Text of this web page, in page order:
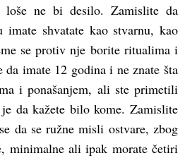
loše ne bi desilo. Zamislite da
imate shvatate kao stvarnu, kao
se protiv nje borite ritualima i
imate 12 godina i ne znate šta
i ponašanjem, ali ste primetili
da kažete bilo kome. Zamislite
da se ružne misli ostvare, zbog
minimalne ali ipak morate četiri